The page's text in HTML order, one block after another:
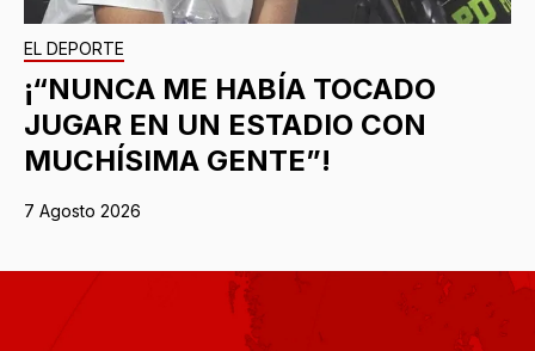
EL DEPORTE
¡“NUNCA ME HABÍA TOCADO
JUGAR EN UN ESTADIO CON
MUCHÍSIMA GENTE”!
7 Agosto 2026